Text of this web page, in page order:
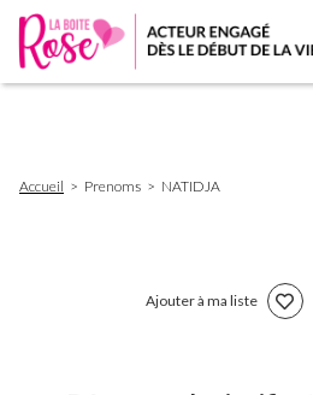
d'Ariane
Accueil Prenoms NATIDJA
Ajouter à ma liste